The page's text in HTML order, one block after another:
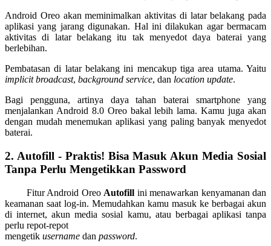
Android Oreo akan meminimalkan aktivitas di latar belakang pada
aplikasi yang jarang digunakan. Hal ini dilakukan agar bermacam
aktivitas di latar belakang itu tak menyedot daya baterai yang
berlebihan.
Pembatasan di latar belakang ini mencakup tiga area utama. Yaitu
implicit broadcast, background service, dan location update.
Bagi pengguna, artinya daya tahan baterai smartphone yang
menjalankan Android 8.0 Oreo bakal lebih lama. Kamu juga akan
dengan mudah menemukan aplikasi yang paling banyak menyedot
baterai.
2. Autofill - Praktis! Bisa Masuk Akun Media Sosial
Tanpa Perlu Mengetikkan Password
Fitur Android Oreo Autofill ini menawarkan kenyamanan dan
keamanan saat log-in. Memudahkan kamu masuk ke berbagai akun
di internet, akun media sosial kamu, atau berbagai aplikasi tanpa
perlu repot-repot
mengetik username dan password.